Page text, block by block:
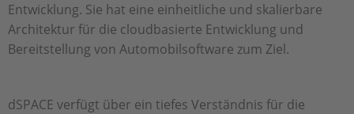
Entwicklung. Sie hat eine einheitliche und skalierbare
Architektur für die cloudbasierte Entwicklung und
Bereitstellung von Automobilsoftware zum Ziel.
dSPACE verfügt über ein tiefes Verständnis für die